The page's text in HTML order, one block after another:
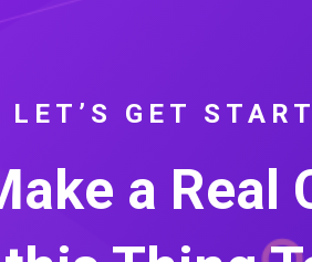
LET’S GET
a Real